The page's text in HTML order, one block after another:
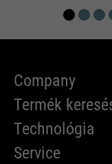
Company
Termék
Technológia
Service